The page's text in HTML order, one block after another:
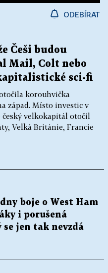
ODEBÍRAT
Češi budou
Mail, Colt nebo
sci-fi
korouhvička
západ. Místo investic v
velkokapitál otočil
Velká Británie, Francie
boje o West Ham
i porušená
jen tak nevzdá